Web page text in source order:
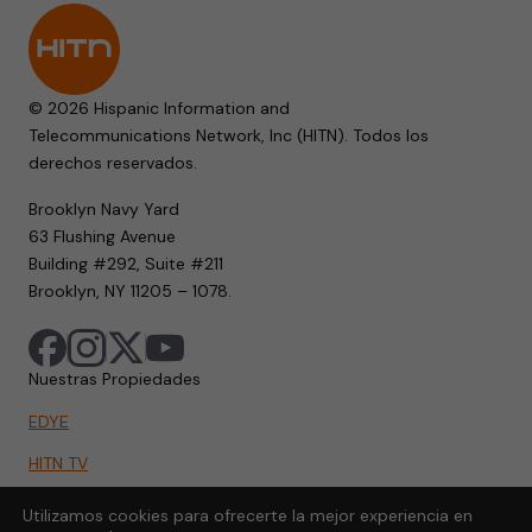
© 2026 Hispanic Information and
Telecommunications Network, Inc (HITN). Todos los
derechos reservados.
Brooklyn Navy Yard
63 Flushing Avenue
Building #292, Suite #211
Brooklyn, NY 11205 – 1078.
Nuestras Propiedades
EDYE
HITN TV
HITN.ORG
Utilizamos cookies para ofrecerte la mejor experiencia en